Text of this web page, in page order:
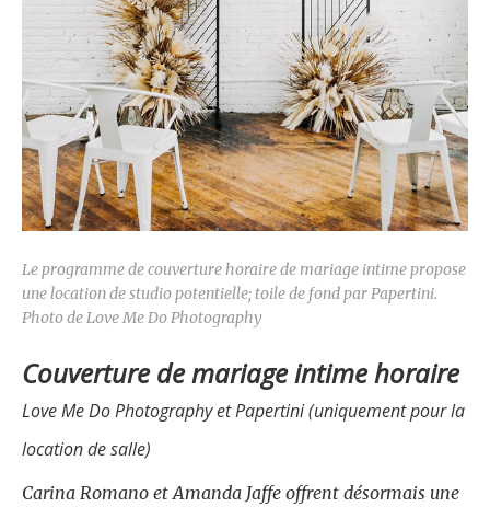
Le programme de couverture horaire de mariage intime propose
une location de studio potentielle; toile de fond par Papertini.
Photo de Love Me Do Photography
Couverture de mariage intime horaire
Love Me Do Photography et Papertini (uniquement pour la
location de salle)
Carina Romano et Amanda Jaffe offrent désormais une